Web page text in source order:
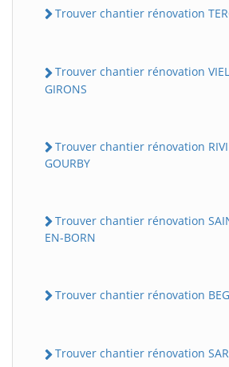
Trouver chantier rénovation
Trouver chantier rénovation
GIRONS
Trouver chantier rénovation
GOURBY
Trouver chantier rénovation
EN-BORN
Trouver chantier rénovation
Trouver chantier rénovation